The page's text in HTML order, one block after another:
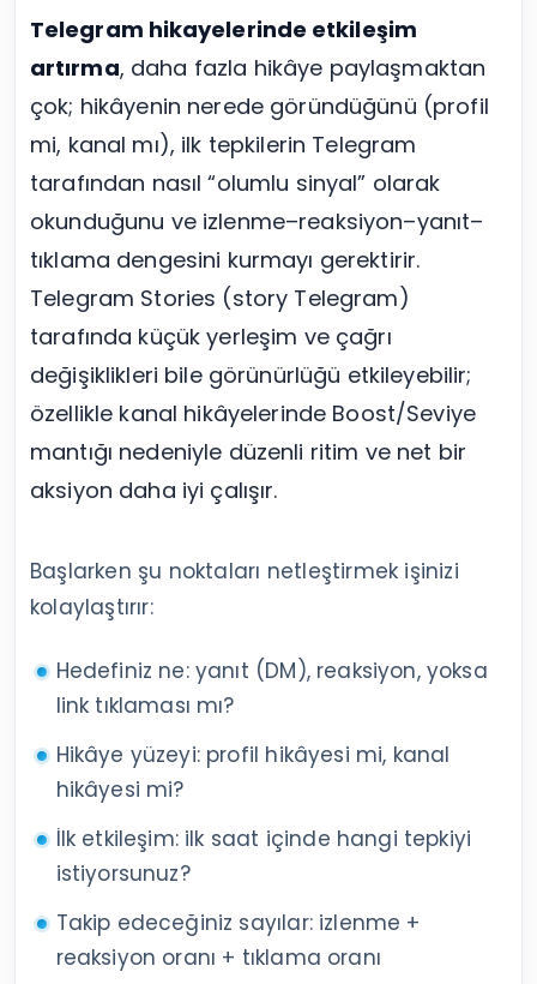
Telegram hikayelerinde etkileşim
artırma, daha fazla hikâye paylaşmaktan
çok; hikâyenin nerede göründüğünü (profil
mi, kanal mı), ilk tepkilerin Telegram
tarafından nasıl “olumlu sinyal” olarak
okunduğunu ve izlenme–reaksiyon–yanıt–
tıklama dengesini kurmayı gerektirir.
Telegram Stories (story Telegram)
tarafında küçük yerleşim ve çağrı
değişiklikleri bile görünürlüğü etkileyebilir;
özellikle kanal hikâyelerinde Boost/Seviye
mantığı nedeniyle düzenli ritim ve net bir
aksiyon daha iyi çalışır.
Başlarken şu noktaları netleştirmek işinizi
kolaylaştırır:
Hedefiniz ne: yanıt (DM), reaksiyon, yoksa
link tıklaması mı?
Hikâye yüzeyi: profil hikâyesi mi, kanal
hikâyesi mi?
İlk etkileşim: ilk saat içinde hangi tepkiyi
istiyorsunuz?
Takip edeceğiniz sayılar: izlenme +
reaksiyon oranı + tıklama oranı